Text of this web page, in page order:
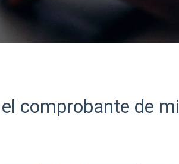
comprobante de mi